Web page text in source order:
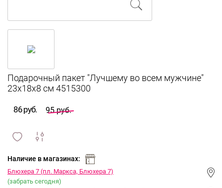
86 руб. 95 руб.
и
Наличие в магазинах:
Блюхера 7 (пл. Маркса, Блюхера 7)
(забрать сегодня)